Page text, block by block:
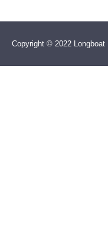
Copyright © 2022 Longboat